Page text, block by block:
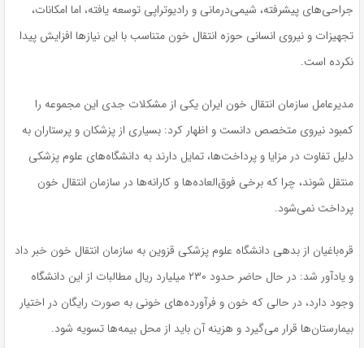
جراحی‌های پیشرفته، شیمی‌درمانی و رادیوتراپی توسعه یافته، اما امکانات،
تجهیزات و نیروی انسانی حوزه انتقال خون متناسب با این نیازها افزایش پیدا
نکرده است.
مدیرعامل سازمان انتقال خون ایران یکی از مشکلات جدی این مجموعه را
کمبود نیروی متخصص دانست و اظهار کرد: بسیاری از پزشکان و پرستاران به
دلیل تفاوت در مزایا و پرداخت‌ها، تمایل دارند به دانشگاه‌های علوم پزشکی
منتقل شوند، چرا که برخی فوق‌العاده‌ها و کارانه‌ها در سازمان انتقال خون
پرداخت نمی‌شود.
قره‌باغیان از بدهی دانشگاه علوم پزشکی قزوین به سازمان انتقال خون خبر داد
و یادآور شد: در حال حاضر حدود ۲۳۰ میلیارد ریال مطالبات از این دانشگاه
وجود دارد، در حالی که خون و فرآورده‌های خونی به‌ صورت رایگان در اختیار
بیمارستان‌ها قرار می‌گیرد و هزینه آن باید از محل بیمه‌ها تسویه شود.